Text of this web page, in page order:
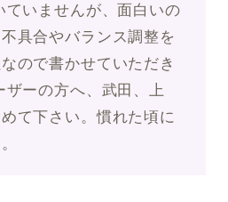
ていませんが、面白いの
具合やバランス調整を
ので書かせていただき
ザーの方へ、武田、上
て下さい。慣れた頃に